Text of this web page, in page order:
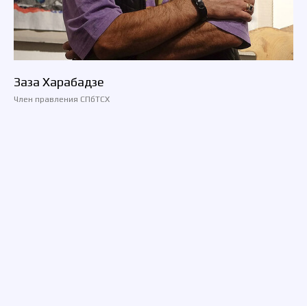
Заза Харабадзе
Член правления СПбТСХ